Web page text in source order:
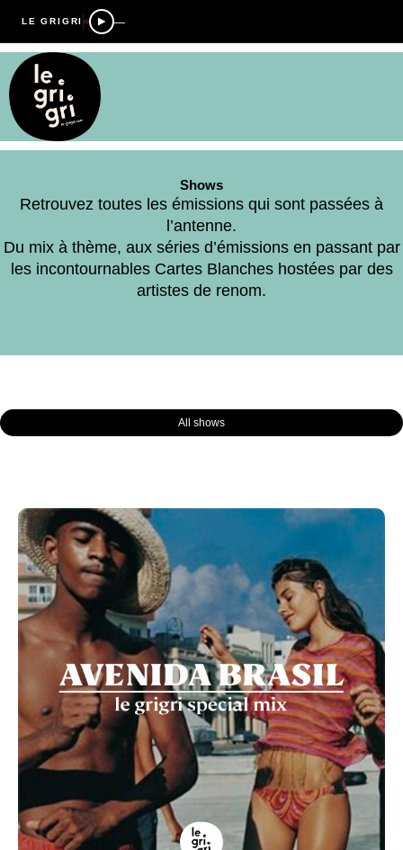
LE GRIGRI —
Shows
Retrouvez toutes les émissions qui sont passées à
l’antenne.
Du mix à thème, aux séries d’émissions en passant par
les incontournables Cartes Blanches hostées par des
artistes de renom.
All shows
Page PagePagePagePagePage Page